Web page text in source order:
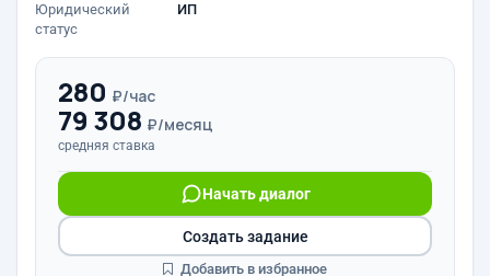
Юридический
статус
ИП
280 ₽/час
79 308 ₽/месяц
средняя ставка
Начать диалог
Создать задание
Добавить в избранное